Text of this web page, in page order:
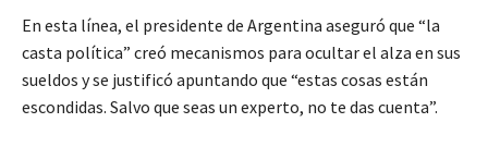
En esta línea, el presidente de Argentina aseguró que “la
casta política” creó mecanismos para ocultar el alza en sus
sueldos y se justificó apuntando que “estas cosas están
escondidas. Salvo que seas un experto, no te das cuenta”.